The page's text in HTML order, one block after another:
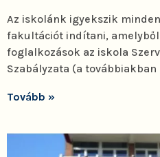
Az iskolánk igyekszik
fakultációt indítani,
foglalkozások az iskola
Szabályzata (a továbbiakban
Tovább »